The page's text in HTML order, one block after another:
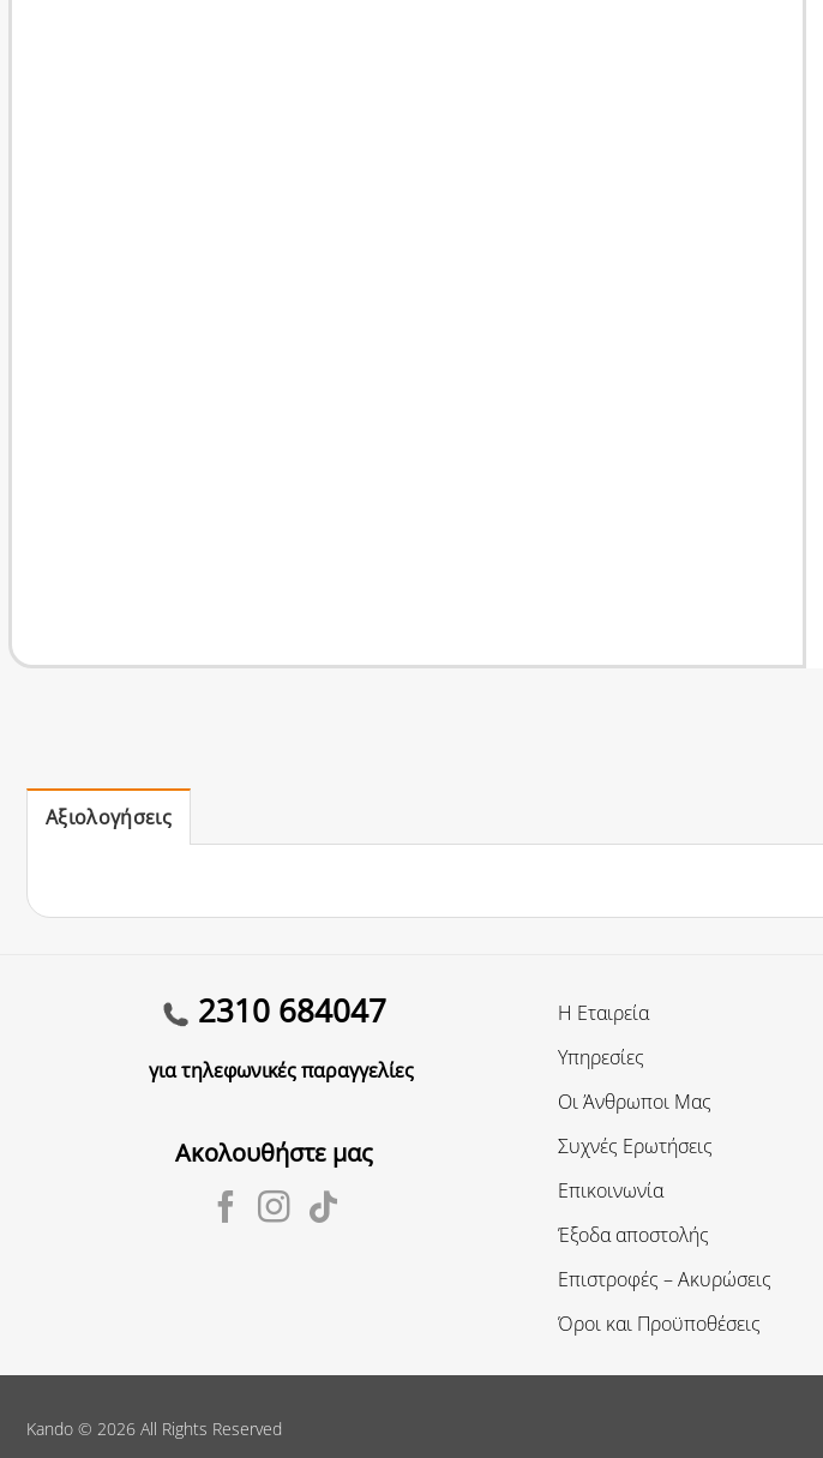
Αξιολογήσεις
2310 684047
για τηλεφωνικές παραγγελίες
Ακολουθήστε μας
Η Εταιρεία
Υπηρεσίες
Οι Άνθρωποι Μας
Συχνές Ερωτήσεις
Επικοινωνία
Έξοδα αποστολής
Επιστροφές – Ακυρώσεις
Όροι και Προϋποθέσεις
Kando © 2026 All Rights Reserved